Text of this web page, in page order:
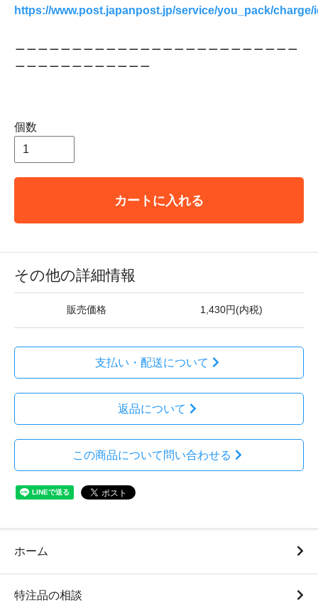
https://www.post.japanpost.jp/service/you_pack/charge/
個数
カートに入れる
その他の詳細情報
販売価格 1,430円(内税)
支払い・配送について
返品について
この商品について問い合わせる
ホーム
特注品の相談